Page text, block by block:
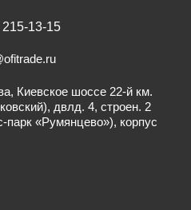
13-15
Киевское шоссе 22-й км.
двлд. 4, строен. 2
парк «Румянцево»), корпус